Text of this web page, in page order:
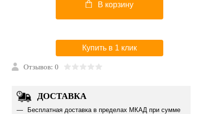
В корзину
Купить в 1 клик
Отзывов: 0
ДОСТАВКА
Бесплатная доставка в пределах МКАД при сумме